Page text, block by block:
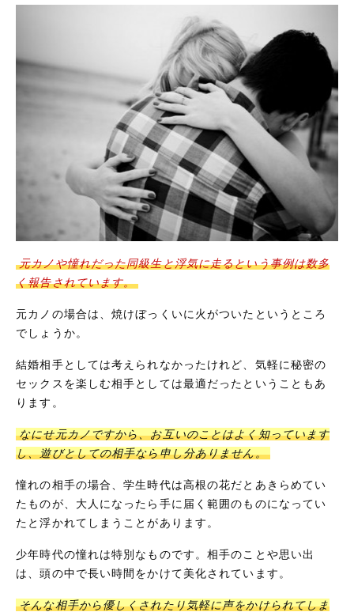
元カノや憧れだった同級生と浮気に走るという事例は数多
く報告されています。
元カノの場合は、焼けぼっくいに火がついたというところ
でしょうか。
結婚相手としては考えられなかったけれど、気軽に秘密の
セックスを楽しむ相手としては最適だったということもあ
ります。
なにせ元カノですから、お互いのことはよく知っています
し、遊びとしての相手なら申し分ありません。
憧れの相手の場合、学生時代は高根の花だとあきらめてい
たものが、大人になったら手に届く範囲のものになってい
たと浮かれてしまうことがあります。
少年時代の憧れは特別なものです。相手のことや思い出
は、頭の中で長い時間をかけて美化されています。
そんな相手から優しくされたり気軽に声をかけられてしま